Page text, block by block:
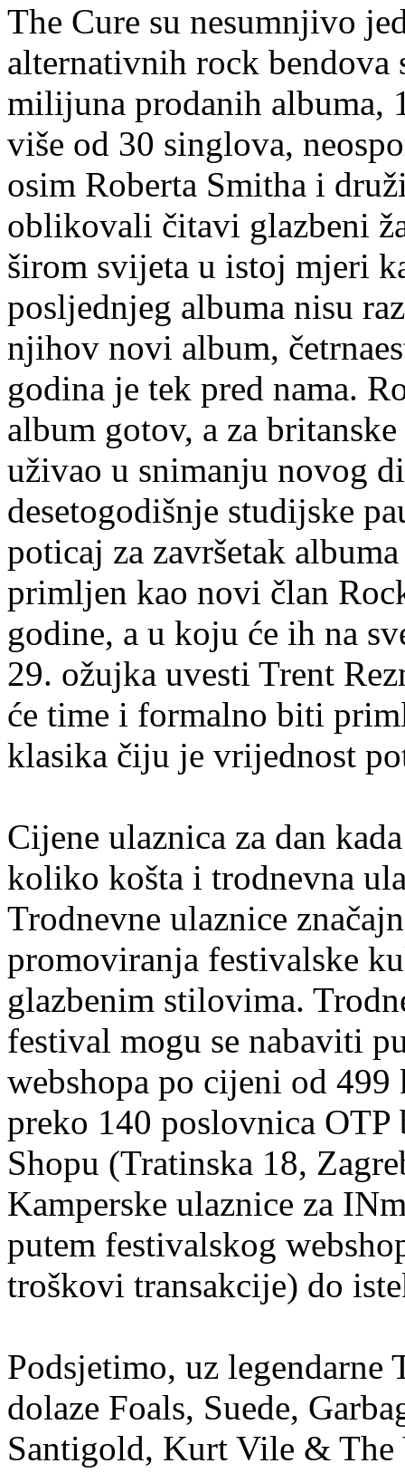
The Cure su nesumnjivo
alternativnih rock bendova
milijuna prodanih albuma,
više od 30 singlova,
osim Roberta Smitha i
oblikovali čitavi glazbeni
širom svijeta u istoj mjeri
posljednjeg albuma nisu
njihov novi album,
godina je tek pred nama.
album gotov, a za
uživao u snimanju novog
desetogodišnje studijske
poticaj za završetak
primljen kao novi član
godine, a u koju će ih na
29. ožujka uvesti Trent
će time i formalno biti
klasika čiju je vrijednost
Cijene ulaznica za dan
koliko košta i trodnevna
Trodnevne ulaznice
promoviranja festivalske
glazbenim stilovima.
festival mogu se nabaviti
webshopa po cijeni od
preko 140 poslovnica
Shopu (Tratinska 18,
Kamperske ulaznice za
putem festivalskog
troškovi transakcije) do
Podsjetimo, uz legendarne
dolaze Foals, Suede,
Santigold, Kurt Vile &